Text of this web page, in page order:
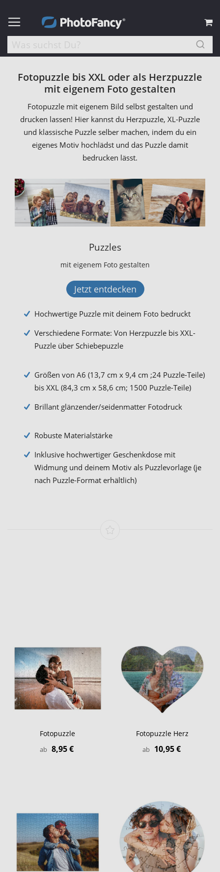
Fotopuzzle bis XXL oder als Herzpuzzle
mit eigenem Foto gestalten
Fotopuzzle mit eigenem Bild selbst gestalten und
drucken lassen! Hier kannst du Herzpuzzle, XL-Puzzle
und klassische Puzzle selber machen, indem du ein
eigenes Motiv hochlädst und das Puzzle damit
bedrucken lässt.
Puzzles
mit eigenem Foto gestalten
Jetzt entdecken
Hochwertige Puzzle mit deinem Foto bedruckt
Verschiedene Formate: Von Herzpuzzle bis XXL-
Puzzle über Schiebepuzzle
Größen von A6 (13,7 cm x 9,4 cm ;24 Puzzle-Teile)
bis XXL (84,3 cm x 58,6 cm; 1500 Puzzle-Teile)
Brillant glänzender/seidenmatter Fotodruck
Robuste Materialstärke
Inklusive hochwertiger Geschenkdose mit
Widmung und deinem Motiv als Puzzlevorlage (je
nach Puzzle-Format erhältlich)
Fotopuzzle
ab 8,95 €
Fotopuzzle Herz
ab 10,95 €